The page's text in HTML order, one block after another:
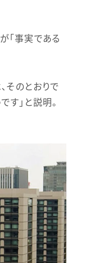
「事実である
そのとおりで
す」と説明。